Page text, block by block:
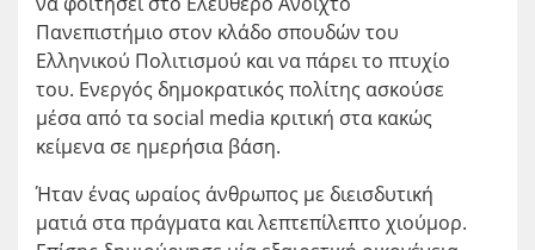
Πανεπιστήμιο στον κλάδο σπουδών του
Ελληνικού Πολιτισμού και να πάρει το πτυχίο
του. Ενεργός δημοκρατικός πολίτης ασκούσε
μέσα από τα social media κριτική στα κακώς
κείμενα σε ημερήσια βάση.
Ήταν ένας ωραίος άνθρωπος με διεισδυτική
ματιά στα πράγματα και λεπτεπίλεπτο χιούμορ.